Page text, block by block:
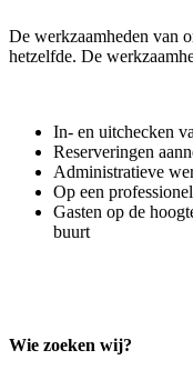
De werkzaamheden van
hetzelfde. De
In- en uitchecken
Reserveringen
Administratieve
Op een
Gasten op de
buurt
Wie zoeken wij?